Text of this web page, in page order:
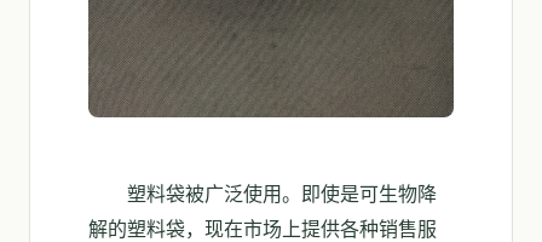
塑料袋被广泛使用。即使是可生物降
解的塑料袋，现在市场上提供各种销售服